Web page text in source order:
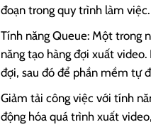
đoạn trong quy trình làm việc.
Tính năng Queue: Một trong
năng tạo hàng đợi xuất
đợi, sau đó để phần mềm tự
Giảm tải công việc với tính
động hóa quá trình xuất